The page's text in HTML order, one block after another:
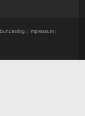
Impressum